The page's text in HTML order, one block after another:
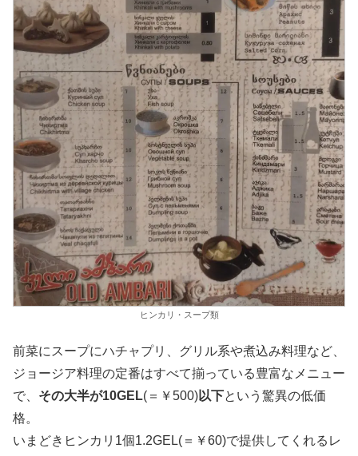
ヒンカリ・スープ類
前菜にスープにハチャプリ、グリル系や煮込み料理など、
ジョージア料理の定番はすべて揃っている豊富なメニュー
で、 その大半が10GEL(＝￥500)以下という驚異の低価
格。
いまどきヒンカリ1個1.2GEL(＝￥60)で提供してくれるレ